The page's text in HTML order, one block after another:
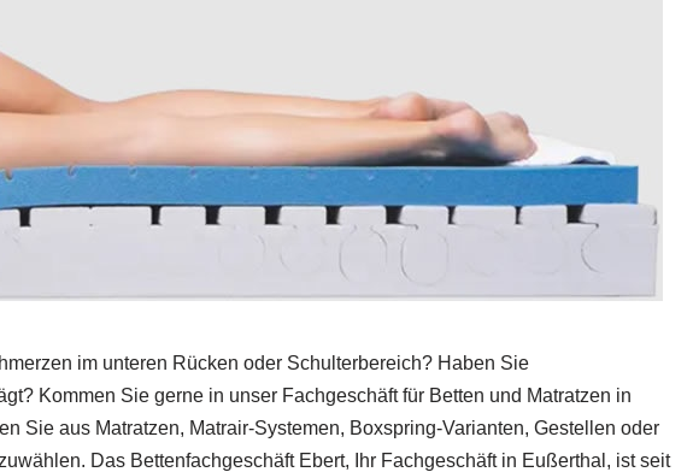
im unteren Rücken oder Schulterbereich? Haben Sie
Kommen Sie gerne in unser Fachgeschäft für Betten und Matratzen in
Sie aus Matratzen, Matrair-Systemen, Boxspring-Varianten, Gestellen oder
Das Bettenfachgeschäft Ebert, Ihr Fachgeschäft in Eußerthal, ist seit